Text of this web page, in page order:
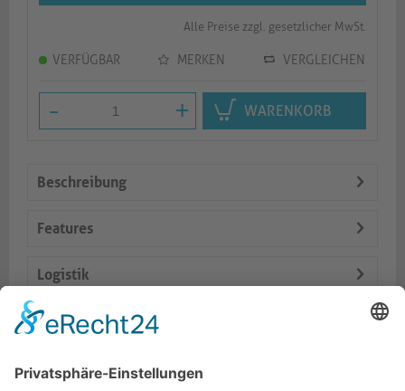
Alle Preise zzgl. gesetzlicher MwSt.
VERFÜGBAR MERKEN VERGLEICHEN
- + WARENKORB
Beschreibung
Features
Logistik
Spezifikationen
Lieferumfang